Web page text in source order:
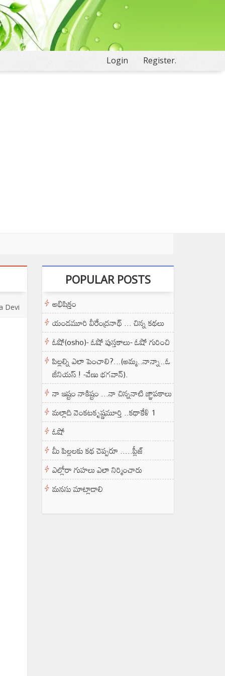
Login Register.
Devi
POPULAR POSTS
అభిషిక్తం
యండమూరి వీరేంద్రనాథ్ ... చిన్న కథలు
ఓషో(osho)- ఓషో పుస్తకాలు- ఓషో గురించి
పిల్లల్ని ఎలా పెంచాలి?...(అమ్మ..నాన్నా..ఓ
జీనియస్ ! -వేణు భగవాన్).
నా ఇష్టం నాకిష్టం ...నా చిన్ననాటి జ్ఞాపకాలు
మల్లాది వెంకటకృష్ణమూర్తి ..కథాకేళి 1
ఓషో
మీ పిల్లలకు కథ చెప్పరూ .....ప్లీజ్
ఎల్లోరా గుహలు ఎలా నిర్మించారు
మనసు మాట్లాడాలి